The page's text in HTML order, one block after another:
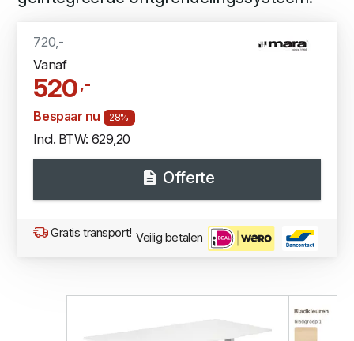
720,-
Vanaf
520,-
Bespaar nu 28%
Incl. BTW: 629,20
Offerte
Gratis transport! Veilig betalen